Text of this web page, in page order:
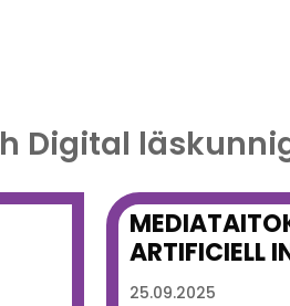
Digital
ARTIFICIELL
25.09.2025